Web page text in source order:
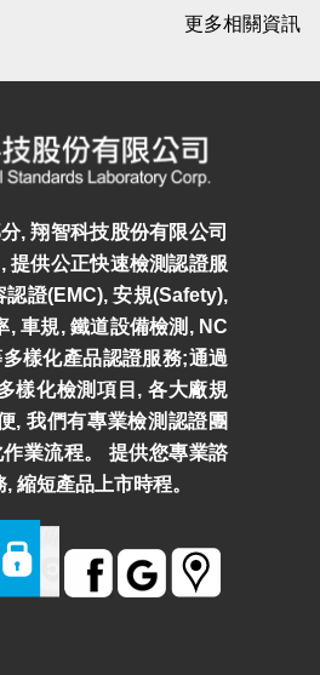
更多相關資訊
, 翔智科技股份有限公司
提供公正快速檢測認證服
證(EMC), 安規(Safety),
, 車規, 鐵道設備檢測, NC
樣化產品認證服務;通過
樣化檢測項目, 各大廠規
, 我們有專業檢測認證團
業流程。 提供您專業諮
縮短產品上市時程。